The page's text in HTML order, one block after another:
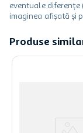
eventuale diferențe
imaginea afișată și
Produse